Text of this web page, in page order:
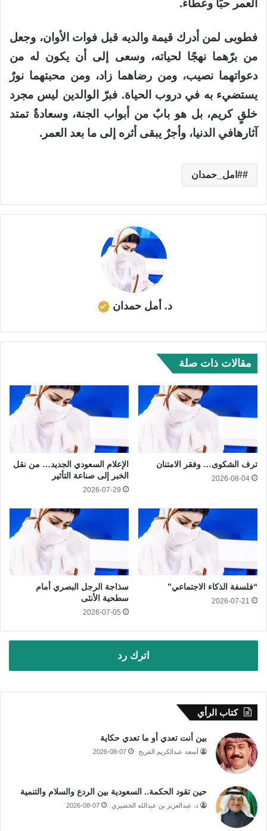
العمر حبًا وعطاءً.
فطوبى لمن أدرك قيمة والديه قبل فوات الأوان، وجعل
من برّهما نهجًا لحياته، وسعى إلى أن يكون له من
دعواتهما نصيب، ومن رضاهما زاد، ومن محبتهما نورٌ
يستضيء به في دروب الحياة. فبرّ الوالدين ليس مجرد
خلقٍ كريم، بل هو بابٌ من أبواب الجنة، وسعادةٌ تمتد
آثارهافي الدنيا، وأجرٌ يبقى أثره إلى ما بعد العمر.
#امل_حمدان
د. أمل حمدان
مقالات ذات صلة
ترف الشكوى… وفقر الامتنان
2026-08-04
الإعلام السعودي الجديد… من نقل
الخبر إلى صناعة التأثير
2026-07-29
“فلسفة الذكاء الاجتماعي”
2026-07-21
سذاجة الرجل البصري أمام
سطحية الأنثى
2026-07-05
اترك رد
كتاب الرأي
بين أنت تعدي أو ما تعدي حكاية
أسعد عبدالكريم الفريح 2026-08-07
حين تقود الحكمة.. السعودية بين الردع والسلام والتنمية
د. عبدالعزيز بن عبدالله الخضيري 2026-08-07